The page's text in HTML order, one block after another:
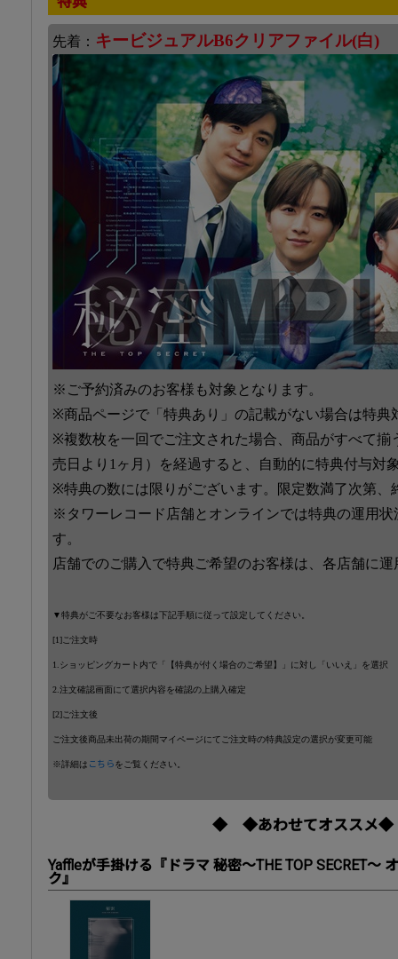
先着： キービジュアルB6クリアファイル(白)
※ご予約済みのお客様も対象となります。
※商品ページで「特典あり」の記載がない場合は特典
※複数枚を一回でご注文された場合、商品がすべて揃
売日より1ヶ月）を経過すると、自動的に特典付与対
※特典の数には限りがございます。限定数満了次第、
※タワーレコード店舗とオンラインでは特典の運用
す。
店舗でのご購入で特典ご希望のお客様は、各店舗に
▼特典がご不要なお客様は下記手順に従って設定してください。
[1]ご注文時
1.ショッピングカート内で「【特典が付く場合のご希望】」に対し「いいえ」を選択
2.注文確認画面にて選択内容を確認の上購入確定
[2]ご注文後
ご注文後商品未出荷の期間マイページにてご注文時の特典設定の選択が変更可能
※詳細は こちらをご覧ください。
◆ ◆あわせてオスス
Yaffleが手掛ける『ドラマ 秘密～THE TOP SECRET～
ク』